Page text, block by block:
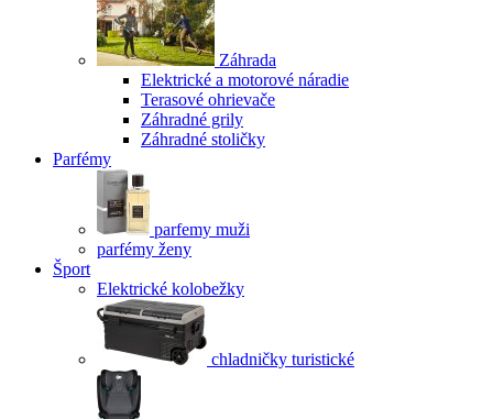
Záhrada
Elektrické a motorové náradie
Terasové ohrievače
Záhradné grily
Záhradné stoličky
Parfémy
parfemy muži
parfémy ženy
Šport
Elektrické kolobežky
chladničky turistické